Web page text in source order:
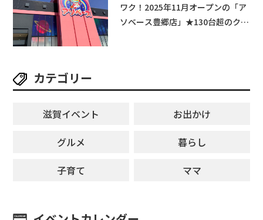
ワク！2025年11月オープンの「ア
ソベース豊郷店」★130台超のクレ
カテゴリー
滋賀イベント
お出かけ
グルメ
暮らし
子育て
ママ